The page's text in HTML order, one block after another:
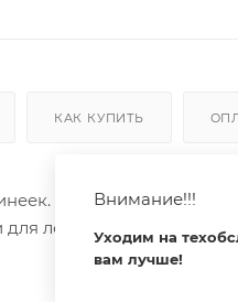
КАК КУПИТЬ
Цвет - черный
ленты 10 мм. Экраны,
Внимание!!!
Уходим на
вам лучше!